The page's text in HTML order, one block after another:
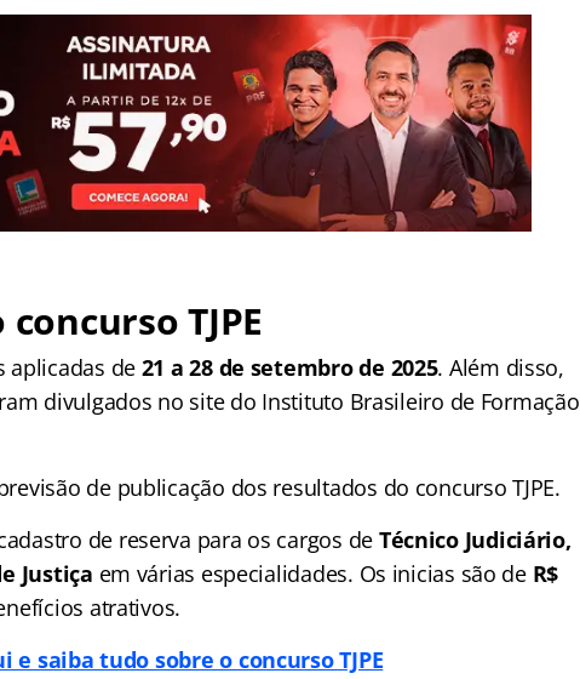
TJPE
aplicadas de 21 a 28 de setembro de 2025. Além disso,
divulgados no site do Instituto Brasileiro de Formação
de publicação dos resultados do concurso TJPE.
de reserva para os cargos de Técnico Judiciário,
Justiça em várias especialidades. Os inicias são de R$
atrativos.
e saiba tudo sobre o concurso TJPE